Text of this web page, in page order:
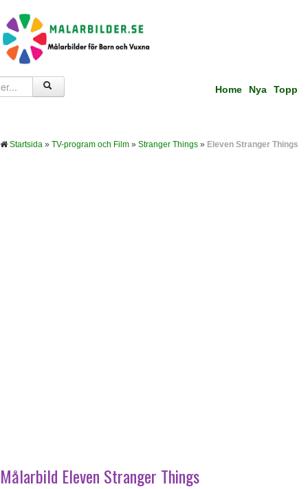
Home Nya Topp
Startsida » TV-program och Film » Stranger Things » Eleven Stranger Things
Målarbild Eleven Stranger Things